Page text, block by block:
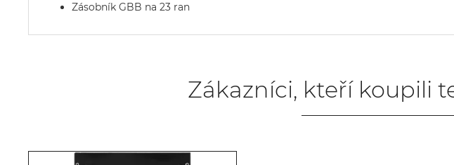
Zásobník GBB na 23 ran
Zákazníci, kteří koupili